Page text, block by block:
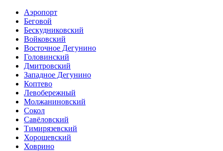
Аэропорт
Беговой
Бескудниковский
Войковский
Восточное Дегунино
Головинский
Дмитровский
Западное Дегунино
Коптево
Левобережный
Молжаниновский
Сокол
Савёловский
Тимирязевский
Хорошевский
Ховрино